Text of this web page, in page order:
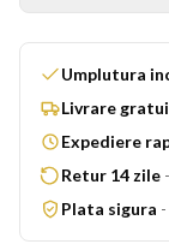
Umplutura
Livrare
Expediere
Retur 14 zile -
Plata sigura -